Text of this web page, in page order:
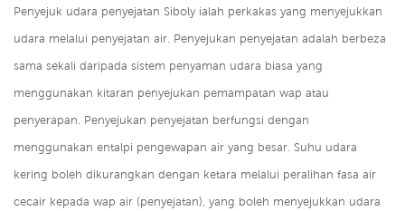
Penyejuk udara penyejatan Siboly ialah perkakas yang menyejukkan
udara melalui penyejatan air. Penyejukan penyejatan adalah berbeza
sama sekali daripada sistem penyaman udara biasa yang
menggunakan kitaran penyejukan pemampatan wap atau
penyerapan. Penyejukan penyejatan berfungsi dengan
menggunakan entalpi pengewapan air yang besar. Suhu udara
kering boleh dikurangkan dengan ketara melalui peralihan fasa air
cecair kepada wap air (penyejatan), yang boleh menyejukkan udara